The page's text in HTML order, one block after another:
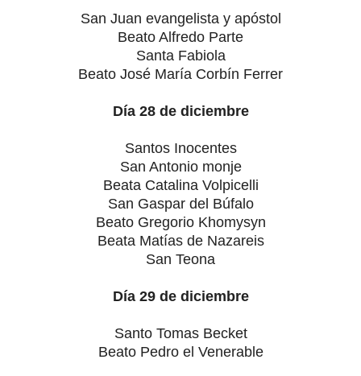
San Juan evangelista y apóstol
Beato Alfredo Parte
Santa Fabiola
Beato José María Corbín Ferrer
Día 28 de diciembre
Santos Inocentes
San Antonio monje
Beata Catalina Volpicelli
San Gaspar del Búfalo
Beato Gregorio Khomysyn
Beata Matías de Nazareis
San Teona
Día 29 de diciembre
Santo Tomas Becket
Beato Pedro el Venerable